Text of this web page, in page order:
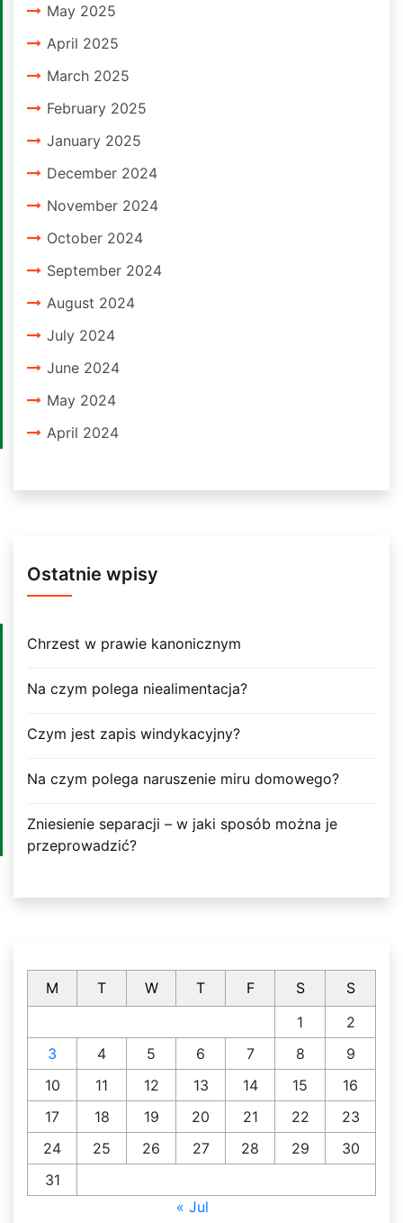
May 2025
April 2025
March 2025
February 2025
January 2025
December 2024
November 2024
October 2024
September 2024
August 2024
July 2024
June 2024
May 2024
April 2024
Ostatnie wpisy
Chrzest w prawie kanonicznym
Na czym polega niealimentacja?
Czym jest zapis windykacyjny?
Na czym polega naruszenie miru domowego?
Zniesienie separacji – w jaki sposób można je
przeprowadzić?
M T W T F S
S
1
2
3
4 5 6 7 8
9
10
11 12 13 14 15
16
17
18 19 20 21 22
23
24
25 26 27 28 29
30
31
« Jul